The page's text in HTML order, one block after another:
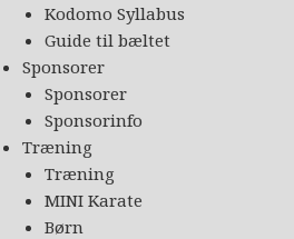
Kodomo Syllabus
Guide til bæltet
Sponsorer
Sponsorer
Sponsorinfo
Træning
Træning
MINI Karate
Børn